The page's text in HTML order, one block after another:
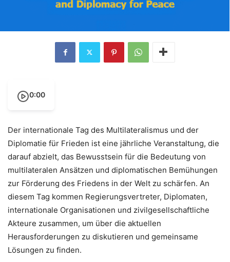
0:00
Der internationale Tag des Multilateralismus und der
Diplomatie für Frieden ist eine jährliche Veranstaltung, die
darauf abzielt, das Bewusstsein für die Bedeutung von
multilateralen Ansätzen und diplomatischen Bemühungen
zur Förderung des Friedens in der Welt zu schärfen. An
diesem Tag kommen Regierungsvertreter, Diplomaten,
internationale Organisationen und zivilgesellschaftliche
Akteure zusammen, um über die aktuellen
Herausforderungen zu diskutieren und gemeinsame
Lösungen zu finden.